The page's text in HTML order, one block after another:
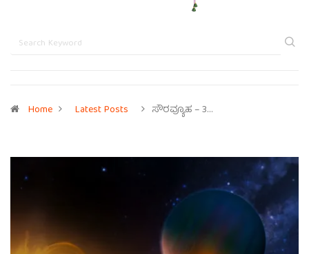
Home Latest Posts ಸೌರವ್ಯೂಹ – 3…